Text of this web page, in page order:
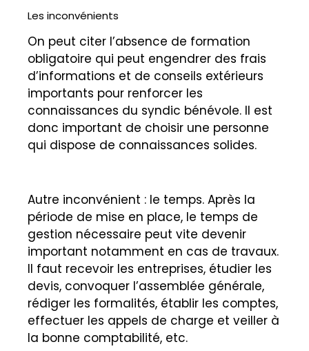
Les inconvénients
On peut citer l’absence de formation
obligatoire qui peut engendrer des frais
d’informations et de conseils extérieurs
importants pour renforcer les
connaissances du syndic bénévole. Il est
donc important de choisir une personne
qui dispose de connaissances solides.
Autre inconvénient : le temps. Après la
période de mise en place, le temps de
gestion nécessaire peut vite devenir
important notamment en cas de travaux.
Il faut recevoir les entreprises, étudier les
devis, convoquer l’assemblée générale,
rédiger les formalités, établir les comptes,
effectuer les appels de charge et veiller à
la bonne comptabilité, etc.